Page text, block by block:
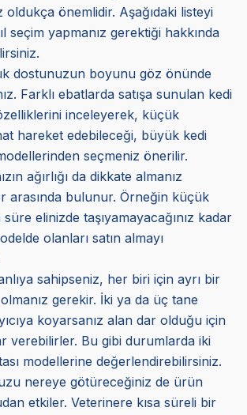
önemlidir. Aşağıdaki listeyi
seçim yapmanız gerektiği hakkında
dostunuzun boyunu göz önünde
Farklı ebatlarda satışa sunulan kedi
inceleyerek, küçük
hareket edebileceği, büyük kedi
seçmeniz önerilir.
ağırlığı da dikkate almanız
arasında bulunur. Örneğin küçük
elinizde taşıyamayacağınız kadar
olanları satın almayı
sahipseniz, her biri için ayrı bir
olmanız gerekir. İki ya da üç tane
koyarsanız alan dar olduğu için
verebilirler. Bu gibi durumlarda iki
modellerine değerlendirebilirsiniz.
nereye götüreceğiniz de ürün
etkiler. Veterinere kısa süreli bir